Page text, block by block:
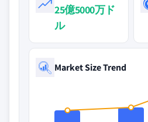
25億5000万ド
ル
Market Size Trend